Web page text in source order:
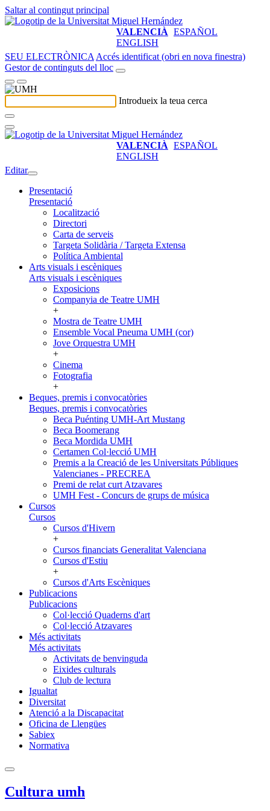
Saltar al contingut principal
VALENCIÀ ESPAÑOL
ENGLISH
SEU ELECTRÒNICA Accés identificat (obri en nova finestra)
Gestor de continguts del lloc
Introdueix la teua cerca
VALENCIÀ ESPAÑOL
ENGLISH
Editar
Presentació
Presentació
Localització
Directori
Carta de serveis
Targeta Solidària / Targeta Extensa
Política Ambiental
Arts visuals i escèniques
Arts visuals i escèniques
Exposicions
Companyia de Teatre UMH
+
Mostra de Teatre UMH
Ensemble Vocal Pneuma UMH (cor)
Jove Orquestra UMH
+
Cinema
Fotografia
+
Beques, premis i convocatòries
Beques, premis i convocatòries
Beca Puénting UMH-Art Mustang
Beca Boomerang
Beca Mordida UMH
Certamen Col·lecció UMH
Premis a la Creació de les Universitats Públiques
Valencianes - PRECREA
Premi de relat curt Atzavares
UMH Fest - Concurs de grups de música
Cursos
Cursos
Cursos d'Hivern
+
Cursos financiats Generalitat Valenciana
Cursos d'Estiu
+
Cursos d'Arts Escèniques
Publicacions
Publicacions
Col·lecció Quaderns d'art
Col·lecció Atzavares
Més activitats
Més activitats
Activitats de benvinguda
Eixides culturals
Club de lectura
Igualtat
Diversitat
Atenció a la Discapacitat
Oficina de Llengües
Sabiex
Normativa
Cultura umh